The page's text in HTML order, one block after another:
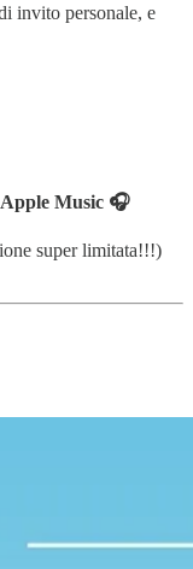
invito personale, e
Music 🎧
super limitata!!!)